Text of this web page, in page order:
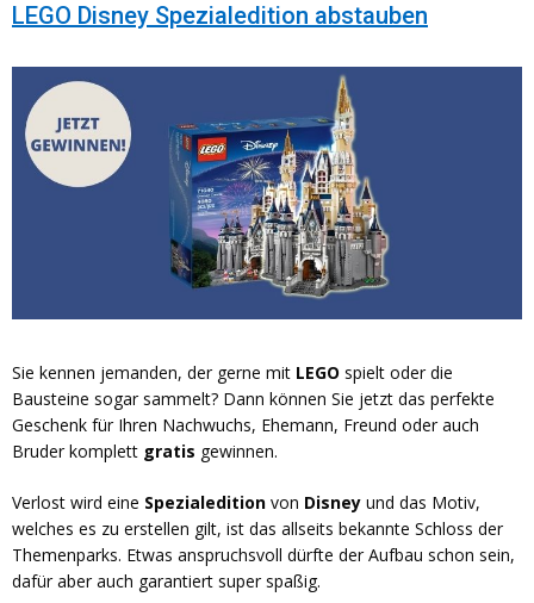
LEGO Disney Spezialedition abstauben
Sie kennen jemanden, der gerne mit LEGO spielt oder die
Bausteine sogar sammelt? Dann können Sie jetzt das perfekte
Geschenk für Ihren Nachwuchs, Ehemann, Freund oder auch
Bruder komplett gratis gewinnen.
Verlost wird eine Spezialedition von Disney und das Motiv,
welches es zu erstellen gilt, ist das allseits bekannte Schloss der
Themenparks. Etwas anspruchsvoll dürfte der Aufbau schon sein,
dafür aber auch garantiert super spaßig.